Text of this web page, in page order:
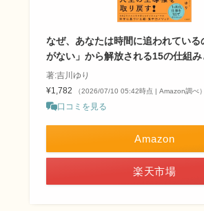
なぜ、あなたは時間に追われてい
がない」から解放される15の仕組
著:吉川ゆり
¥1,782
（2026/07/10 05:42時点 | Amazon調べ）
口コミを見る
Amazon
楽天市場